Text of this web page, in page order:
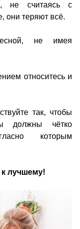
не считаясь с
они теряют всё.
не имея
относитесь и
так, чтобы
должны чётко
которым
лучшему!